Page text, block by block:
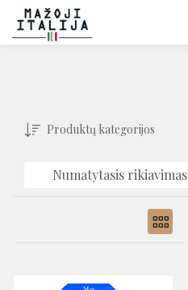
Produktų kategorijos
Numatytasis rikiavimas